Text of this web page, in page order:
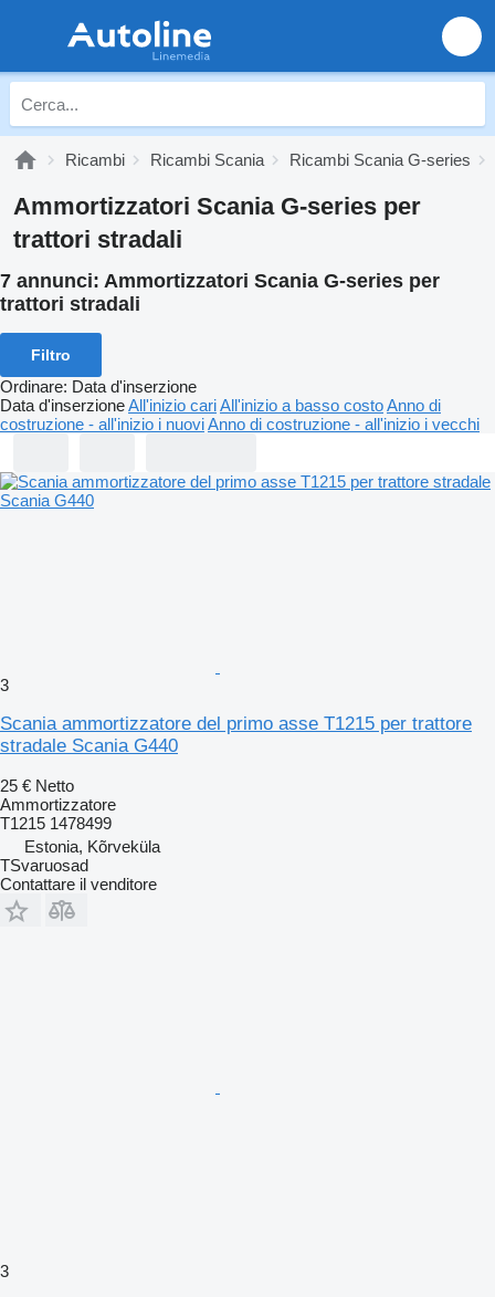
Ricambi Ricambi Scania Ricambi Scania G-series
Ammortizzatori Scania G-series per
trattori stradali
7 annunci: Ammortizzatori Scania G-series per
trattori stradali
Filtro
Ordinare: Data d'inserzione
Data d'inserzioneAll'inizio cariAll'inizio a basso costoAnno di
costruzione - all'inizio i nuoviAnno di costruzione - all'inizio i vecchi
3
Scania ammortizzatore del primo asse T1215 per trattore
stradale Scania G440
25 € Netto
Ammortizzatore
T1215 1478499
Estonia, Kõrveküla
TSvaruosad
Contattare il venditore
3